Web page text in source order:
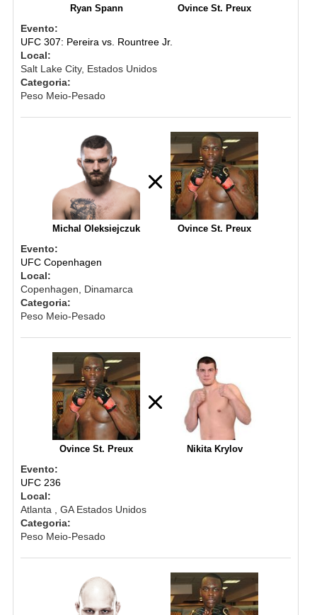
Ryan Spann Ovince St. Preux
Evento:
UFC 307: Pereira vs. Rountree Jr.
Local:
Salt Lake City, Estados Unidos
Categoria:
Peso Meio-Pesado
Michal Oleksiejczuk Ovince St. Preux
Evento:
UFC Copenhagen
Local:
Copenhagen, Dinamarca
Categoria:
Peso Meio-Pesado
Ovince St. Preux Nikita Krylov
Evento:
UFC 236
Local:
Atlanta , GA Estados Unidos
Categoria:
Peso Meio-Pesado